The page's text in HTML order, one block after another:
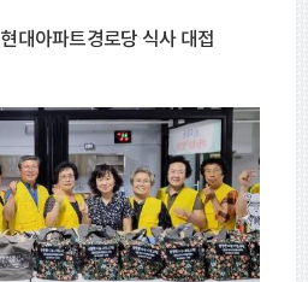
대아파트경로당 식사 대접